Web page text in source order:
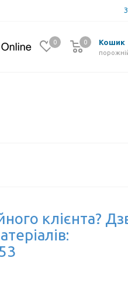
0 Кошик
0
0
клієнта?